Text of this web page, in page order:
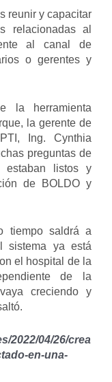
reunir y capacitar
relacionadas al
al canal de
o gerentes y
la herramienta
la gerente de
Ing. Cynthia
preguntas de
estaban listos y
de BOLDO y
tiempo saldrá a
sistema ya está
el hospital de la
de la
creciendo y
2022/04/26/crea
en-una-